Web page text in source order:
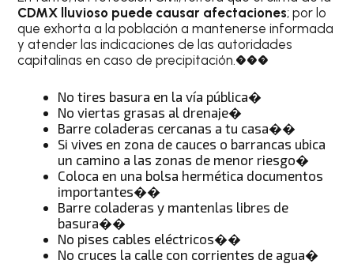
CDMX lluvioso puede causar afectaciones; por lo
que exhorta a la población a mantenerse informada
y atender las indicaciones de las autoridades
capitalinas en caso de precipitación.���
No tires basura en la vía pública�
No viertas grasas al drenaje�
Barre coladeras cercanas a tu casa��
Si vives en zona de cauces o barrancas ubica
un camino a las zonas de menor riesgo�
Coloca en una bolsa hermética documentos
importantes��
Barre coladeras y mantenlas libres de
basura��
No pises cables eléctricos��
No cruces la calle con corrientes de agua�